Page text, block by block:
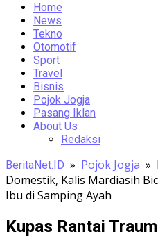
Home
News
Tekno
Otomotif
Sport
Travel
Bisnis
Pojok Jogja
Pasang Iklan
About Us
Redaksi
BeritaNet.ID » Pojok Jogja »
Domestik, Kalis Mardiasih
Ibu di Samping Ayah
Kupas Rantai